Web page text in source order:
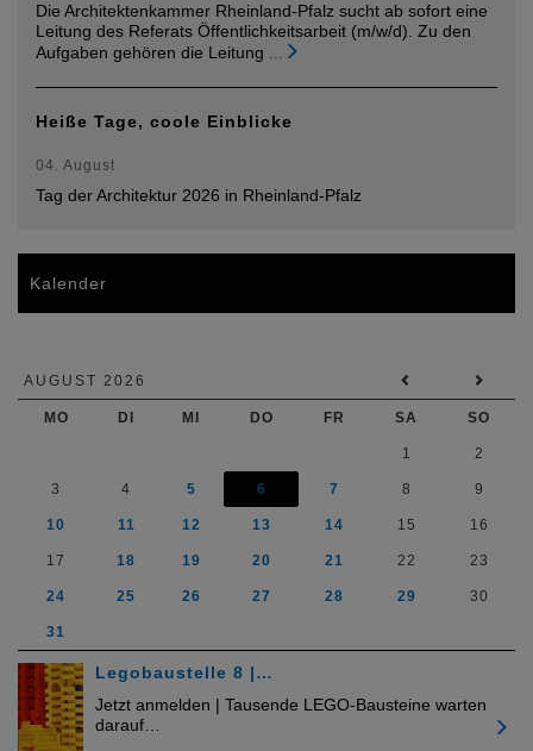
Die Architektenkammer Rheinland-Pfalz sucht ab sofort eine
Leitung des Referats Öffentlichkeitsarbeit (m/w/d). Zu den
Aufgaben gehören die Leitung
Heiße Tage, coole Einblicke
04. August
Tag der Architektur 2026 in Rheinland-Pfalz
Kalender
AUGUST 2026
MO DI MI DO FR SA SO
1 2
3 4 5 6 7 8 9
10 11 12 13 14 15 16
17 18 19 20 21 22 23
24 25 26 27 28 29 30
31
Legobaustelle 8 |…
Jetzt anmelden | Tausende LEGO-Bausteine warten
darauf…